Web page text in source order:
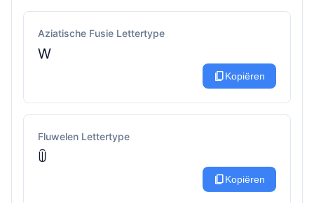
Aziatische Fusie Lettertype
W
content_copyKopiëren
Fluwelen Lettertype
ꅏ
content_copyKopiëren